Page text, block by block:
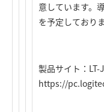
意しています。
を予定しておりま
製品サイト：LT-
https://